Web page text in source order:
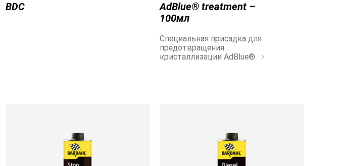
BDC
AdBlue® treatment –
100мл
Специальная присадка для
предотвращения
кристаллизации AdBlue®.